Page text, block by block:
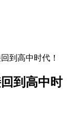
到高中时代！
到高中时